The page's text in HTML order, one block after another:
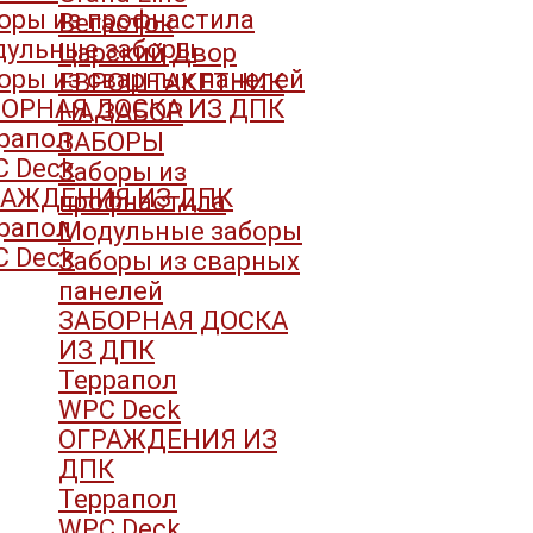
Вегасток
Царский Двор
ЕВРОШТАКЕТНИК
НА ЗАБОР
ЗАБОРЫ
Заборы из
профнастила
Модульные заборы
Заборы из сварных
панелей
ЗАБОРНАЯ ДОСКА
ИЗ ДПК
Террапол
WPC Deck
ОГРАЖДЕНИЯ ИЗ
ДПК
Террапол
из профнастила
заборы
из сварных панелей
ДОСКА ИЗ ДПК
Deck
ИЗ ДПК
Deck